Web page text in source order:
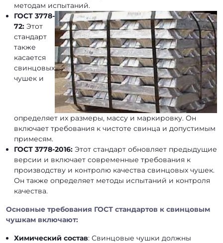
методам испытаний.
ГОСТ 3778-
72: Этот
стандарт
также
касается
свинцовых
чушек и
определяет их размеры, массу и маркировку. Он
включает требования к чистоте свинца и допустимым
примесям.
ГОСТ 3778-2016: Этот стандарт обновляет предыдущие
версии и включает современные требования к
производству и контролю качества свинцовых чушек.
Он также определяет методы испытаний и контроля
качества.
Основные требования ГОСТ стандартов к свинцовым
чушкам включают:
Химический состав: Свинцовые чушки должны